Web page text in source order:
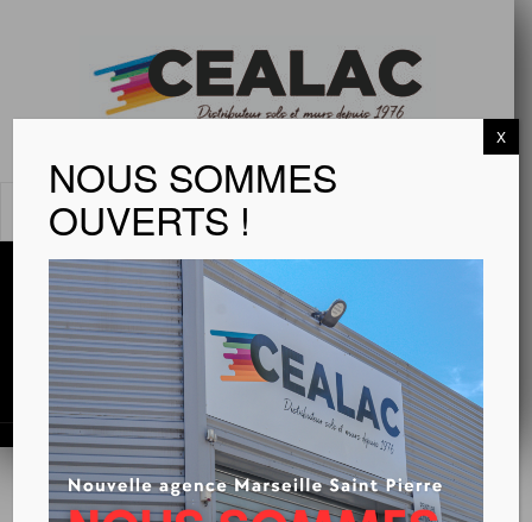
MENU
NOUS SOMMES
OUVERTS !
X